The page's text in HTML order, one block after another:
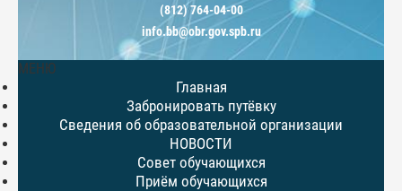
(812) 764-04-00
info.bb@obr.gov.spb.ru
МЕНЮ
Главная
Забронировать путёвку
Сведения об образовательной организации
НОВОСТИ
Совет обучающихся
Приём обучающихся